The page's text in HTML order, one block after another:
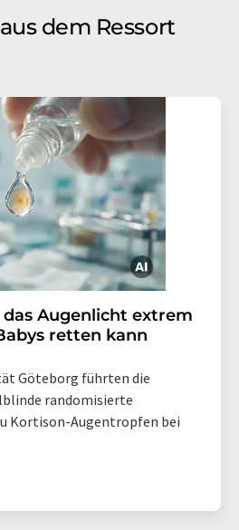
dem Ressort
Augenlicht extrem
retten kann
Göteborg führten die
randomisierte
Kortison-Augentropfen bei